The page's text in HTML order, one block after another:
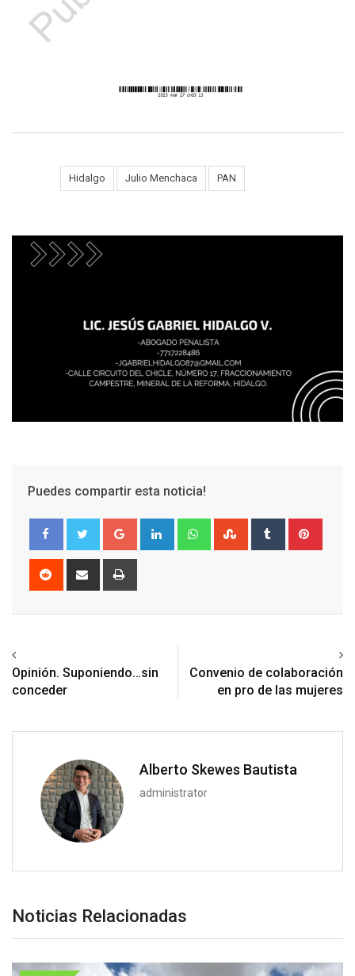
Hidalgo Julio Menchaca PAN
Puedes compartir esta noticia!
Google+ LinkedIn WhatsappStumbleUpon
Tumblr
Reddit
Share
Opinión. Suponiendo…sin
conceder
Convenio de colaboración
en pro de las mujeres
Alberto Skewes Bautista
administrator
Noticias Relacionadas